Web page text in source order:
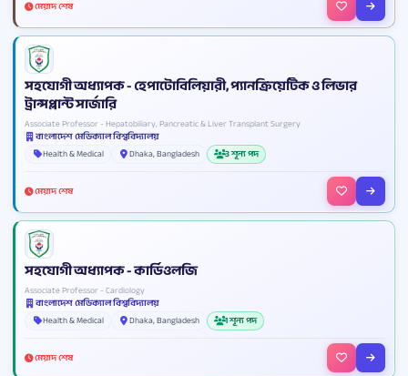
মেয়াদ শেষ
সহযোগী অধ্যাপক - হেপাটোবিলিয়ারী, প্যানক্রিয়েটিক ও লিভার
ট্রান্সপ্লান্ট সার্জারি
Associate Professor - Hepatobiliary, Pancreatic & Liver Transplant Surgery
বাংলাদেশ মেডিক্যাল বিশ্ববিদ্যালয়
Health & Medical
Dhaka, Bangladesh 3 শূন্য পদ
মেয়াদ শেষ
সহযোগী অধ্যাপক - কার্ডিওলজি
Associate Professor - Cardiology
বাংলাদেশ মেডিক্যাল বিশ্ববিদ্যালয়
Health & Medical
Dhaka, Bangladesh 1 শূন্য পদ
মেয়াদ শেষ